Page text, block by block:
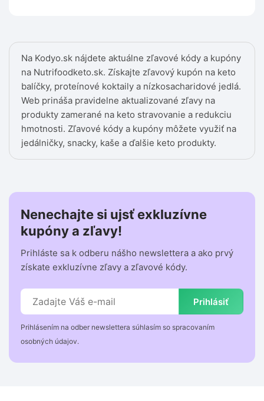
Na Kodyo.sk nájdete aktuálne zľavové kódy a kupóny
na Nutrifoodketo.sk. Získajte zľavový kupón na keto
balíčky, proteínové koktaily a nízkosacharidové jedlá.
Web prináša pravidelne aktualizované zľavy na
produkty zamerané na keto stravovanie a redukciu
hmotnosti. Zľavové kódy a kupóny môžete využiť na
jedálničky, snacky, kaše a ďalšie keto produkty.
Nenechajte si ujsť exkluzívne
kupóny a zľavy!
Prihláste sa k odberu nášho newslettera a ako prvý
získate exkluzívne zľavy a zľavové kódy.
Prihlásiť
Prihlásením na odber newslettera súhlasím so spracovaním
osobných údajov.